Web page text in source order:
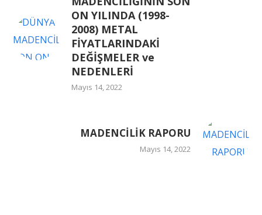
ON YILINDA (1998-
2008) METAL
FİYATLARINDAKİ
DEĞİŞMELER ve
NEDENLERİ
Mayıs 14, 2022
MADENCİLİK RAPORU
Mayıs 14, 2022